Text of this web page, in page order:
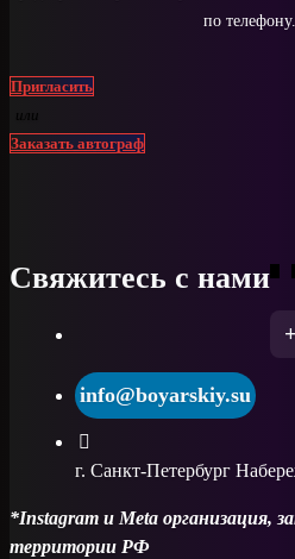
по телефону.
Пригласить
или
Заказать автограф
Свяжитесь с нами
info@boyarskiy.su
г. Санкт-Петербург
*Instagram и Meta организация,
территории РФ